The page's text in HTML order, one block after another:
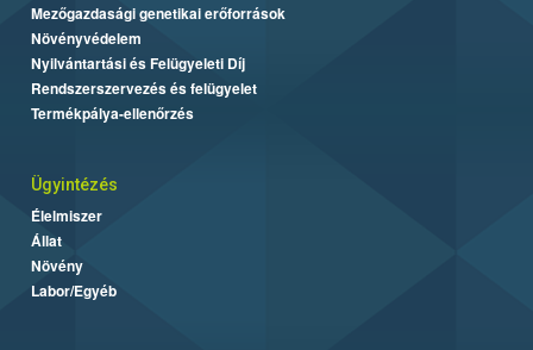
Mezőgazdasági genetikai erőforrások
Növényvédelem
Nyilvántartási és Felügyeleti Díj
Rendszerszervezés és felügyelet
Termékpálya-ellenőrzés
Ügyintézés
Élelmiszer
Állat
Növény
Labor/Egyéb